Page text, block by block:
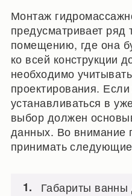
Монтаж
предусматривает ряд
помещению, где она
ко всей конструкции
необходимо
проектирования.
устанавливаться в
выбор должен
данных. Во внимание
принимать
Габариты